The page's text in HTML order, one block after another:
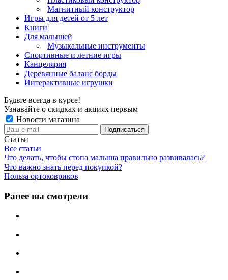
Магнитный конструктор
Игры для детей от 5 лет
Книги
Для малышей
Музыкальные инструменты
Спортивные и летние игры
Канцелярия
Деревянные баланс борды
Интерактивные игрушки
Будьте всегда в курсе!
Узнавайте о скидках и акциях первым
Новости магазина
Статьи
Все статьи
Что делать, чтобы стопа малыша правильно развивалась?
Что важно знать перед покупкой?
Польза ортоковриков
Ранее вы смотрели